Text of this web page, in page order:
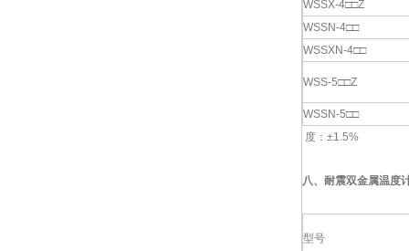
WSSX-4□□Z
WSSN-4□□
WSSXN-4□□
WSS-5□□Z
WSSN-5□□
度：±1.5%
八、 耐震双金属温度
型号